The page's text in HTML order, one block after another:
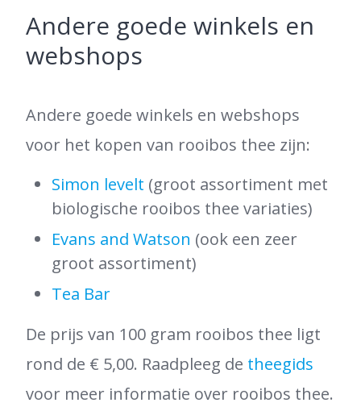
Andere goede winkels en
webshops
Andere goede winkels en webshops
voor het kopen van rooibos thee zijn:
Simon levelt (groot assortiment met
biologische rooibos thee variaties)
Evans and Watson (ook een zeer
groot assortiment)
Tea Bar
De prijs van 100 gram rooibos thee ligt
rond de € 5,00. Raadpleeg de theegids
voor meer informatie over rooibos thee.